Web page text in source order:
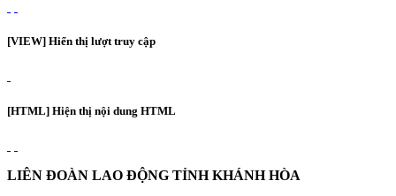
[VIEW] Hiển thị lượt truy cập
[HTML] Hiện thị nội dung HTML
LIÊN ĐOÀN LAO ĐỘNG TỈNH KHÁNH HÒA